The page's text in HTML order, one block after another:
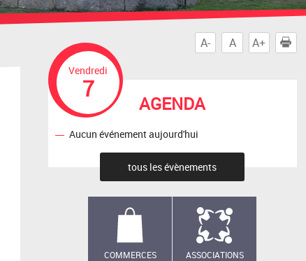
A- A A+
AGENDA
Vendredi
7
Aucun événement aujourd'hui
tous les évènements
COMMERCES ASSOCIATIONS